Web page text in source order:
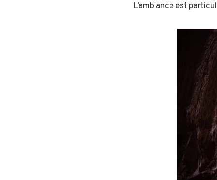
L’ambiance est